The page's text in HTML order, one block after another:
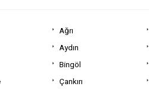
Ağrı
Aydın
Bingöl
Çankırı